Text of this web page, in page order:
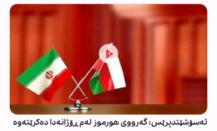
ئەسۆشێتدپرێس: گەرووی هورموز لەم ڕۆژانەدا دەکرێتەوە